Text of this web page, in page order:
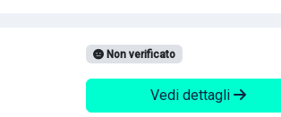
Non verificato
Vedi dettagli